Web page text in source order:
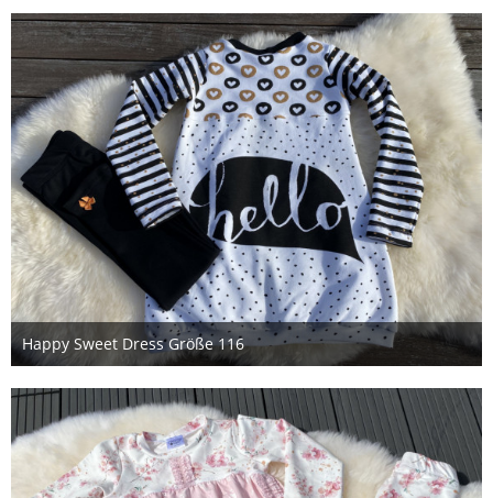
Happy Sweet Dress Größe 116
2. November 2021